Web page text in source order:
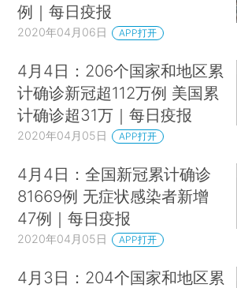
例｜每日疫报
2020年04月06日 APP打开
4月4日：206个国家和地区累
计确诊新冠超112万例 美国累
计确诊超31万｜每日疫报
2020年04月05日 APP打开
4月4日：全国新冠累计确诊
81669例 无症状感染者新增
47例｜每日疫报
2020年04月05日 APP打开
4月3日：204个国家和地区累